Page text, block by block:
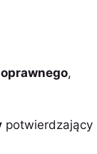
,
potwierdzający